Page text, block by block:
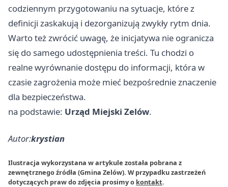
codziennym przygotowaniu na sytuacje, które z
definicji zaskakują i dezorganizują zwykły rytm dnia.
Warto też zwrócić uwagę, że inicjatywa nie ogranicza
się do samego udostępnienia treści. Tu chodzi o
realne wyrównanie dostępu do informacji, która w
czasie zagrożenia może mieć bezpośrednie znaczenie
dla bezpieczeństwa.
na podstawie: Urząd Miejski Zelów.
Autor:krystian
Ilustracja wykorzystana w artykule została pobrana z
zewnętrznego źródła (Gmina Zelów). W przypadku zastrzeżeń
dotyczących praw do zdjęcia prosimy o kontakt.